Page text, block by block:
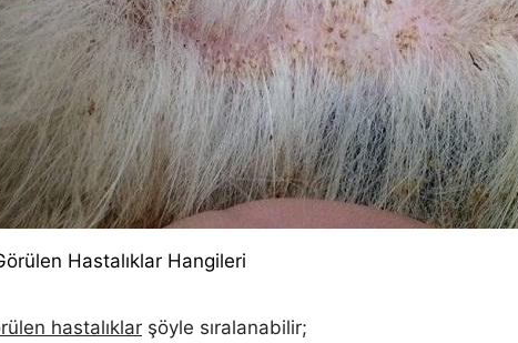
Hastalıklar Hangileri
hastalıklar şöyle sıralanabilir;